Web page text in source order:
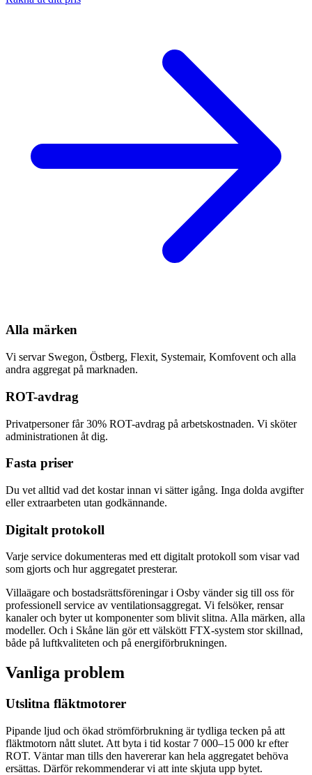
Alla märken
Vi servar Swegon, Östberg, Flexit, Systemair, Komfovent och alla
andra aggregat på marknaden.
ROT-avdrag
Privatpersoner får 30% ROT-avdrag på arbetskostnaden. Vi sköter
administrationen åt dig.
Fasta priser
Du vet alltid vad det kostar innan vi sätter igång. Inga dolda avgifter
eller extraarbeten utan godkännande.
Digitalt protokoll
Varje service dokumenteras med ett digitalt protokoll som visar vad
som gjorts och hur aggregatet presterar.
Villaägare och bostadsrättsföreningar i Osby vänder sig till oss för
professionell service av ventilationsaggregat. Vi felsöker, rensar
kanaler och byter ut komponenter som blivit slitna. Alla märken, alla
modeller. Och i Skåne län gör ett välskött FTX-system stor skillnad,
både på luftkvaliteten och på energiförbrukningen.
Vanliga problem
Utslitna fläktmotorer
Pipande ljud och ökad strömförbrukning är tydliga tecken på att
fläktmotorn nått slutet. Att byta i tid kostar 7 000–15 000 kr efter
ROT. Väntar man tills den havererar kan hela aggregatet behöva
ersättas. Därför rekommenderar vi att inte skjuta upp bytet.